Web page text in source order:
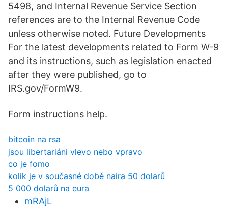
5498, and Internal Revenue Service Section
references are to the Internal Revenue Code
unless otherwise noted. Future Developments
For the latest developments related to Form W-9
and its instructions, such as legislation enacted
after they were published, go to
IRS.gov/FormW9.
Form instructions help.
bitcoin na rsa
jsou libertariáni vlevo nebo vpravo
co je fomo
kolik je v současné době naira 50 dolarů
5 000 dolarů na eura
mRAjL